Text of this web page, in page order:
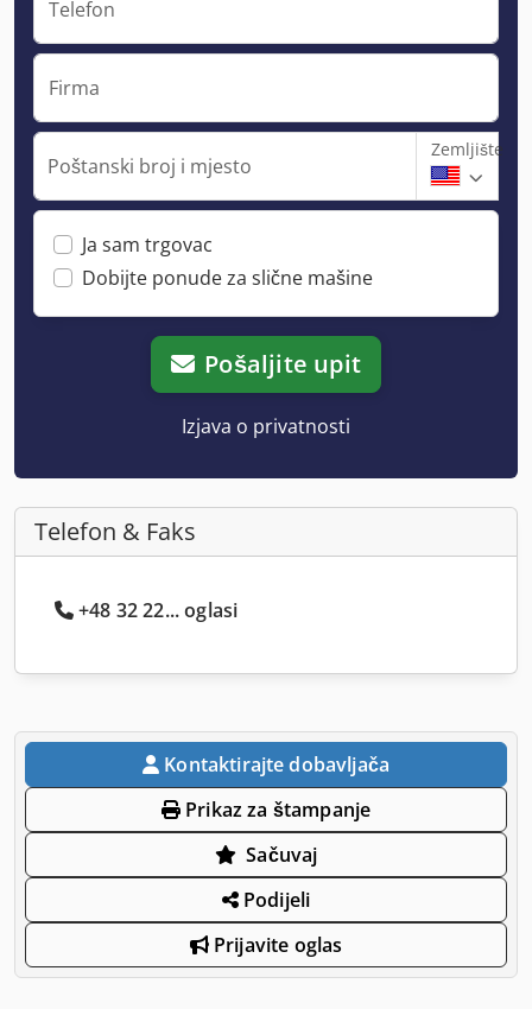
Telefon
Firma
Poštanski broj i mjesto
Zemljište
Ja sam trgovac
Dobijte ponude za slične mašine
Pošaljite upit
Izjava o privatnosti
Telefon & Faks
+48 32 22... oglasi
Kontaktirajte dobavljača
Prikaz za štampanje
Sačuvaj
Podijeli
Prijavite oglas